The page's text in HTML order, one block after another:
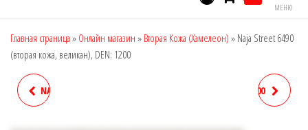
МЕНЮ
Главная страница » Онлайн магазин » Вторая Кожа (Хамелеон) » Naja Street 6490
(вторая кожа, великан), DEN: 1200
NAJA STREET 2201, (ВТОРАЯ NAJA STREET 8807, DEN: 800